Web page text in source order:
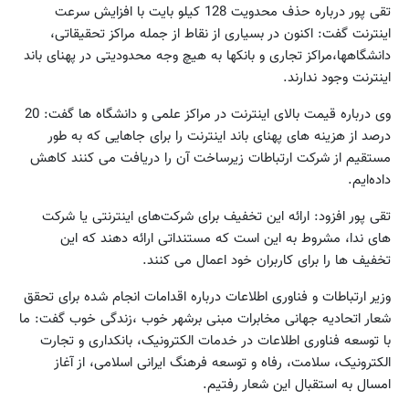
تقی پور درباره حذف محدویت 128 کیلو بایت با افزایش سرعت
اینترنت گفت: اکنون در بسیاری از نقاط از جمله مراکز تحقیقاتی،
دانشگاهها،مراکز تجاری و بانکها به هیچ وجه محدودیتی در پهنای باند
اینترنت وجود ندارند.
وی درباره قیمت بالای اینترنت در مراکز علمی و دانشگاه ها گفت: 20
درصد از هزینه های پهنای باند اینترنت را برای جاهایی که به طور
مستقیم از شرکت ارتباطات زیرساخت آن را دریافت می کنند کاهش
داده‌ایم.
تقی پور افزود: ارائه این تخفیف برای شرکت‌های اینترنتی یا شرکت
های ندا، مشروط به این است که مستنداتی ارائه دهند که این
تخفیف ها را برای کاربران خود اعمال می کنند.
وزیر ارتباطات و فناوری اطلاعات درباره اقدامات انجام شده برای تحقق
شعار اتحادیه جهانی مخابرات مبنی برشهر خوب ،زندگی خوب گفت: ما
با توسعه فناوری اطلاعات در خدمات الکترونیک، بانکداری و تجارت
الکترونیک، سلامت، رفاه و توسعه فرهنگ ایرانی اسلامی، از آغاز
امسال به استقبال این شعار رفتیم.